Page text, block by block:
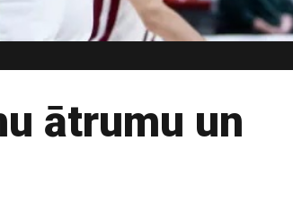
ātrumu un